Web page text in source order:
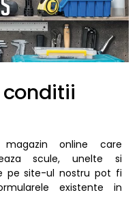
online care
scule, unelte si
pe site-ul nostru pot fi
existente in